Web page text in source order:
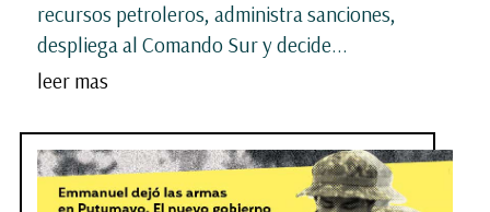
recursos petroleros, administra sanciones,
despliega al Comando Sur y decide...
leer mas